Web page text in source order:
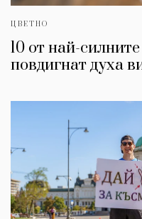
ЦВЕТНО
10 от най-
повдигнат духa